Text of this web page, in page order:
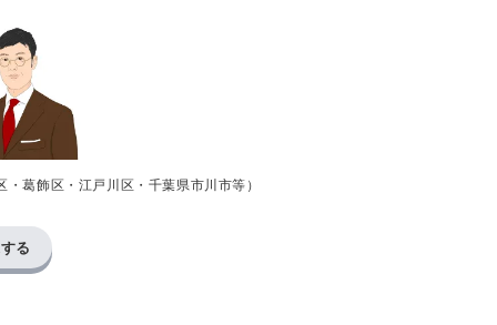
葛飾区・江戸川区・千葉県市川市等）
る